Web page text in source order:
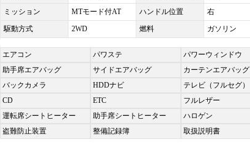
ミッション
MTモード付AT ハンドル位置 右
駆動方式
2WD 燃料 ガソリン
エアコン パワステ パワーウィンドウ
助手席エアバッグ
サイドエアバッグ カーテンエアバッグ
バックカメラ
HDDナビ テレビ（フルセグ）
CD
ETC フルレザー
運転席シートヒーター
助手席シートヒーター ハロゲン
盗難防止装置
整備記録簿 取扱説明書